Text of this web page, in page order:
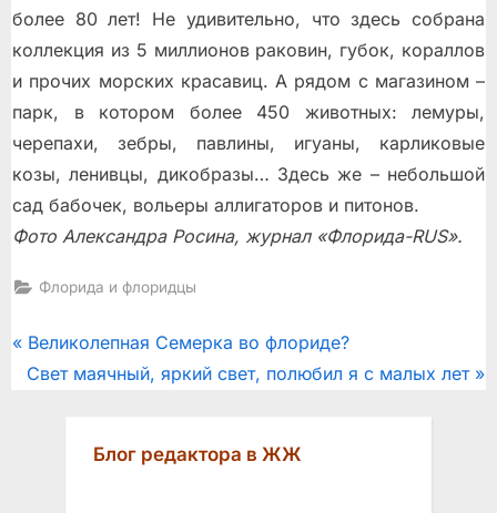
более 80 лет! Не удивительно, что здесь собрана
коллекция из 5 миллионов раковин, губок, кораллов
и прочих морских красавиц. А рядом с магазином –
парк, в котором более 450 животных: лемуры,
черепахи, зебры, павлины, игуаны, карликовые
козы, ленивцы, дикобразы… Здесь же – небольшой
сад бабочек, вольеры аллигаторов и питонов.
Фото Александра Росина, журнал «Флорида-RUS».
Флорида и флоридцы
Post
navigation
P
r
Великолепная Семерка во флориде?
N
Свет маячный, яркий свет, полюбил я с малых лет
Блог редактора в ЖЖ